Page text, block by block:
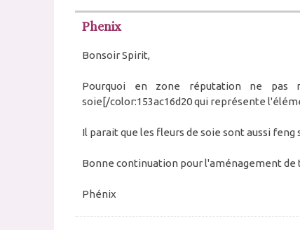
Phenix
Bonsoir Spirit,
Pourquoi en zone réputation ne pas
soie[/color:153ac16d20 qui représente
Il parait que les fleurs de soie sont aussi feng
Bonne continuation pour l'aménagement de
Phénix